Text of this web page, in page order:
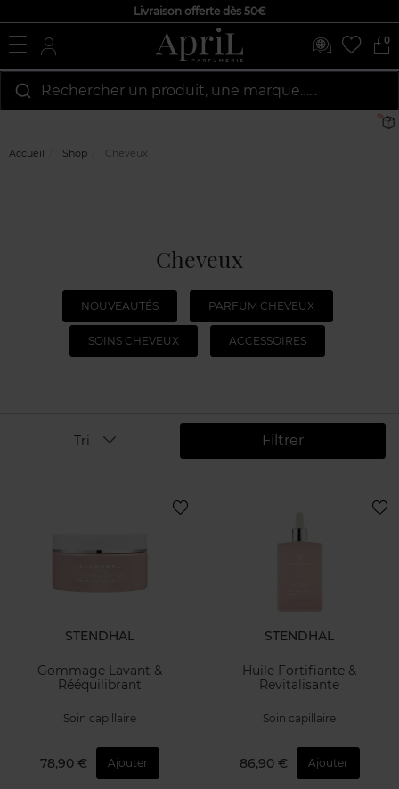
Livraison offerte dès 50€
0
Rechercher un produit, une marque…...
Accueil Shop Cheveux
Cheveux
NOUVEAUTÉS PARFUM CHEVEUX
SOINS CHEVEUX ACCESSOIRES
Filtrer
Tri
STENDHAL
Gommage Lavant &
Rééquilibrant
Soin capillaire
78,90 € Ajouter
STENDHAL
Huile Fortifiante &
Revitalisante
Soin capillaire
86,90 € Ajouter